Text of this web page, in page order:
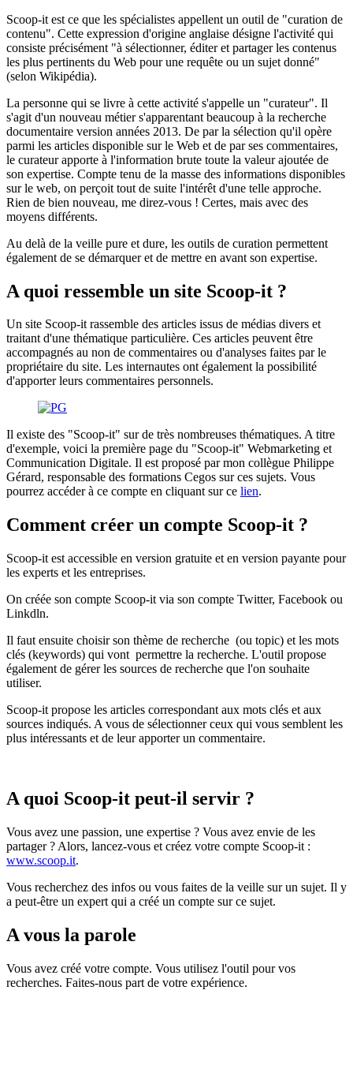
Scoop-it est ce que les spécialistes appellent un outil de "curation de
contenu". Cette expression d'origine anglaise désigne l'activité qui
consiste précisément "à sélectionner, éditer et partager les contenus
les plus pertinents du Web pour une requête ou un sujet donné"
(selon Wikipédia).
La personne qui se livre à cette activité s'appelle un "curateur". Il
s'agit d'un nouveau métier s'apparentant beaucoup à la recherche
documentaire version années 2013. De par la sélection qu'il opère
parmi les articles disponible sur le Web et de par ses commentaires,
le curateur apporte à l'information brute toute la valeur ajoutée de
son expertise. Compte tenu de la masse des informations disponibles
sur le web, on perçoit tout de suite l'intérêt d'une telle approche.
Rien de bien nouveau, me direz-vous ! Certes, mais avec des
moyens différents.
Au delà de la veille pure et dure, les outils de curation permettent
également de se démarquer et de mettre en avant son expertise.
A quoi ressemble un site Scoop-it ?
Un site Scoop-it rassemble des articles issus de médias divers et
traitant d'une thématique particulière. Ces articles peuvent être
accompagnés au non de commentaires ou d'analyses faites par le
propriétaire du site. Les internautes ont également la possibilité
d'apporter leurs commentaires personnels.
Il existe des "Scoop-it" sur de très nombreuses thématiques. A titre
d'exemple, voici la première page du "Scoop-it" Webmarketing et
Communication Digitale. Il est proposé par mon collègue Philippe
Gérard, responsable des formations Cegos sur ces sujets. Vous
pourrez accéder à ce compte en cliquant sur ce lien.
Comment créer un compte Scoop-it ?
Scoop-it est accessible en version gratuite et en version payante pour
les experts et les entreprises.
On créée son compte Scoop-it via son compte Twitter, Facebook ou
Linkdln.
Il faut ensuite choisir son thème de recherche (ou topic) et les mots
clés (keywords) qui vont permettre la recherche. L'outil propose
également de gérer les sources de recherche que l'on souhaite
utiliser.
Scoop-it propose les articles correspondant aux mots clés et aux
sources indiqués. A vous de sélectionner ceux qui vous semblent les
plus intéressants et de leur apporter un commentaire.
A quoi Scoop-it peut-il servir ?
Vous avez une passion, une expertise ? Vous avez envie de les
partager ? Alors, lancez-vous et créez votre compte Scoop-it :
www.scoop.it.
Vous recherchez des infos ou vous faites de la veille sur un sujet. Il y
a peut-être un expert qui a créé un compte sur ce sujet.
A vous la parole
Vous avez créé votre compte. Vous utilisez l'outil pour vos
recherches. Faites-nous part de votre expérience.